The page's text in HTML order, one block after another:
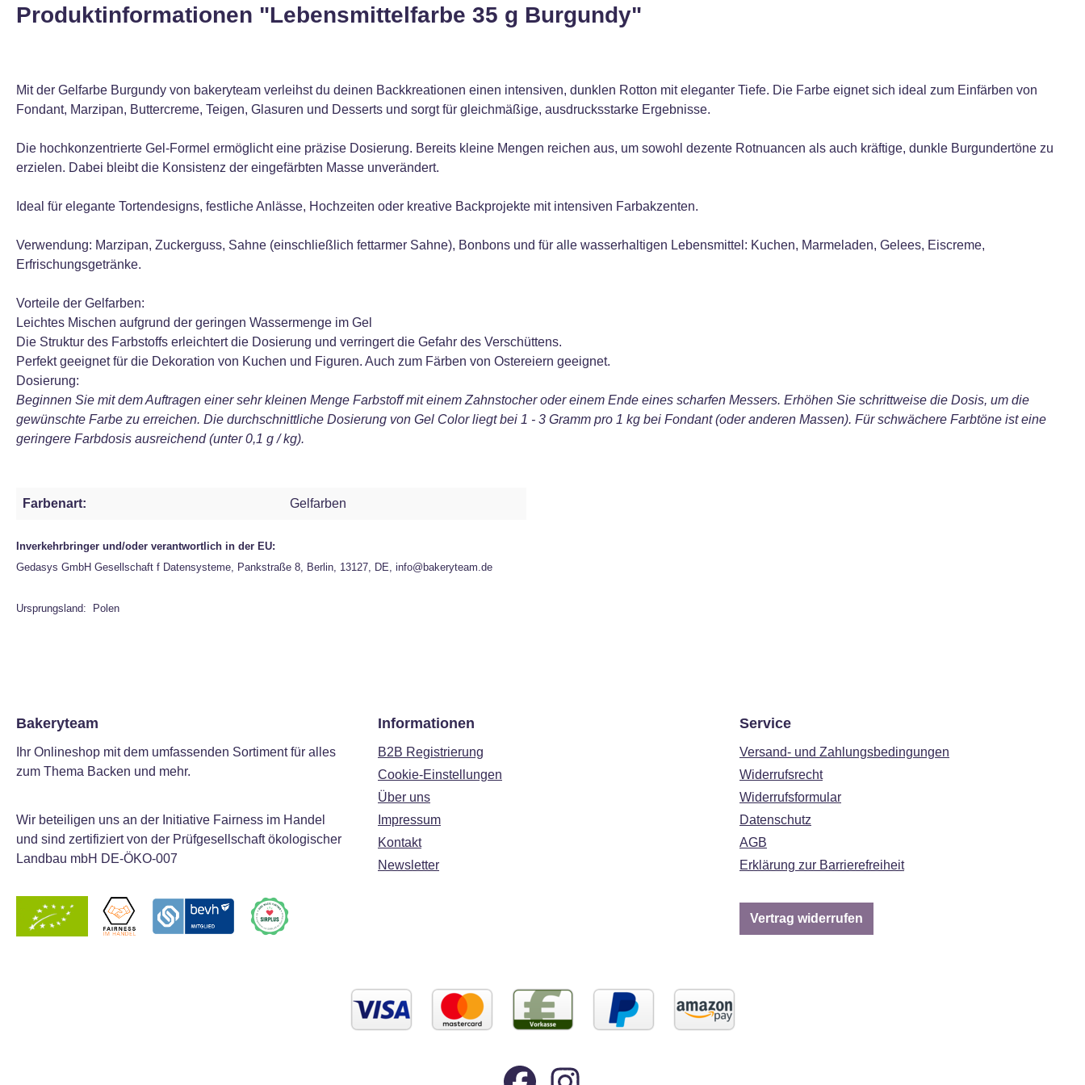
Produktinformationen "Lebensmittelfarbe 35 g Burgundy"
Mit der Gelfarbe Burgundy von bakeryteam verleihst du deinen Backkreationen einen intensiven, dunklen Rotton mit eleganter Tiefe. Die Farbe eignet sich ideal zum Einfärben von
Fondant, Marzipan, Buttercreme, Teigen, Glasuren und Desserts und sorgt für gleichmäßige, ausdrucksstarke Ergebnisse.
Die hochkonzentrierte Gel-Formel ermöglicht eine präzise Dosierung. Bereits kleine Mengen reichen aus, um sowohl dezente Rotnuancen als auch kräftige, dunkle Burgundertöne zu
erzielen. Dabei bleibt die Konsistenz der eingefärbten Masse unverändert.
Ideal für elegante Tortendesigns, festliche Anlässe, Hochzeiten oder kreative Backprojekte mit intensiven Farbakzenten.
Verwendung: Marzipan, Zuckerguss, Sahne (einschließlich fettarmer Sahne), Bonbons und für alle wasserhaltigen Lebensmittel: Kuchen, Marmeladen, Gelees, Eiscreme,
Erfrischungsgetränke.
Vorteile der Gelfarben:
Leichtes Mischen aufgrund der geringen Wassermenge im Gel
Die Struktur des Farbstoffs erleichtert die Dosierung und verringert die Gefahr des Verschüttens.
Perfekt geeignet für die Dekoration von Kuchen und Figuren. Auch zum Färben von Ostereiern geeignet.
Dosierung:
Beginnen Sie mit dem Auftragen einer sehr kleinen Menge Farbstoff mit einem Zahnstocher oder einem Ende eines scharfen Messers. Erhöhen Sie schrittweise die Dosis, um die
gewünschte Farbe zu erreichen. Die durchschnittliche Dosierung von Gel Color liegt bei 1 - 3 Gramm pro 1 kg bei Fondant (oder anderen Massen). Für schwächere Farbtöne ist eine
geringere Farbdosis ausreichend (unter 0,1 g / kg).
Farbenart: Gelfarben
Inverkehrbringer und/oder verantwortlich in der EU:
Gedasys GmbH Gesellschaft f Datensysteme, Pankstraße 8, Berlin, 13127, DE, info@bakeryteam.de
Ursprungsland: Polen
Bakeryteam
Ihr Onlineshop mit dem umfassenden Sortiment für alles
zum Thema Backen und mehr.
Wir beteiligen uns an der Initiative Fairness im Handel
und sind zertifiziert von der Prüfgesellschaft ökologischer
Landbau mbH DE-ÖKO-007
Informationen
B2B Registrierung
Cookie-Einstellungen
Über uns
Impressum
Kontakt
Newsletter
Service
Versand- und Zahlungsbedingungen
Widerrufsrecht
Widerrufsformular
Datenschutz
AGB
Erklärung zur Barrierefreiheit
Vertrag widerrufen